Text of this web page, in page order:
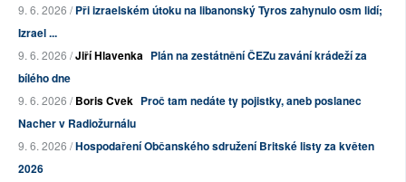
9. 6. 2026 /Při izraelském útoku na libanonský Tyros zahynulo osm lidí;
Izrael ...
9. 6. 2026 /Jiří Hlavenka Plán na zestátnění ČEZu zavání krádeží za
bílého dne
9. 6. 2026 /Boris Cvek Proč tam nedáte ty pojistky, aneb poslanec
Nacher v Radiožurnálu
9. 6. 2026 /Hospodaření Občanského sdružení Britské listy za květen
2026